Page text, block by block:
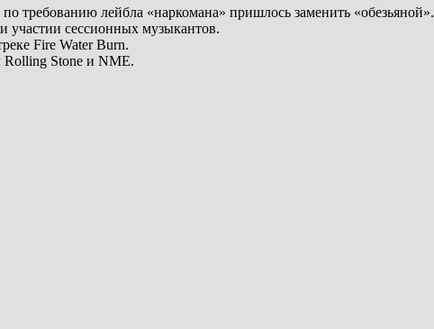
требованию лейбла «наркомана» пришлось заменить «обезьяной».
участии сессионных музыкантов.
Fire Water Burn.
Rolling Stone и NME.